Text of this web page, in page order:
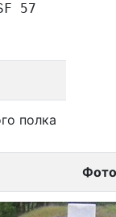
57
полка
Фото